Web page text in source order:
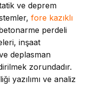
ve deprem
fore kazıklı
perdeli
inşaat
deplasman
zorundadır.
yazılımı ve analiz